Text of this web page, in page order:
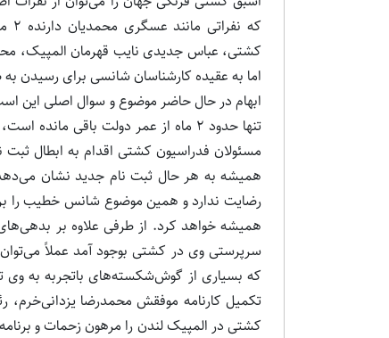
کشتی، عباس جدیدی نایب قهرمان المپیک،
اما به عقیده کارشناسان شانسی برای رسیدن
ابهام در حال حاضر موضوع و سوال اصلی این
تنها حدود 2 ماه از عمر دولت باقی
مسئولان فدراسیون کشتی اقدام به ابطال
همیشه به هر حال ثبت نام جدید نشان
رضایت ندارد و همین موضوع شانس خطیب را
همیشه خواهد کرد. از طرفی علاوه بر
سرپرستی وی در کشتی بوجود آمد عملاً
که بسیاری از گوش‌شکسته‌های باتجربه به وی
تکمیل کارنامه موفقش محمدرضا
کشتی در المپیک لندن را مرهون زحمات و